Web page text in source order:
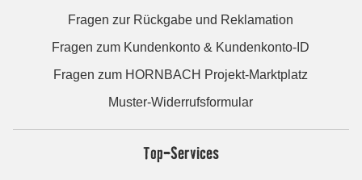
Fragen zur Rückgabe und Reklamation
Fragen zum Kundenkonto & Kundenkonto-ID
Fragen zum HORNBACH Projekt-Marktplatz
Muster-Widerrufsformular
Top-Services